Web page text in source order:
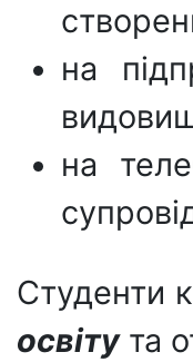
на
на
Студенти
освітута